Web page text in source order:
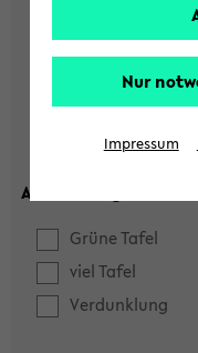
max. Plätze:
Ausstattung:
Grüne Tafel
viel Tafel
Verdunklung
Nur
Impressum